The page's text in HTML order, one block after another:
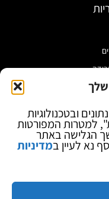
שלך
ובטכנולוגיות
למטרות המפורטות
הגלישה באתר
נא לעיין במדיניות
הלחמה
כח ומודדים
להגדלה